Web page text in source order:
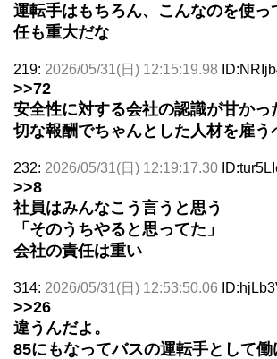
運転手はもちろん、こんなのを使っ
任も重大だな
219: 2026/05/31(日) 12:15:19.98
>>72
安全性に対する会社の認識が甘かっ
切な報酬でちゃんとした人材を雇う
232: 2026/05/31(日) 12:19:17.30
>>8
社員はみんなこう言うと思う
「そのうちやると思ってた」
会社の責任は重い
314: 2026/05/31(日) 12:53:50.06
>>26
違うんだよ。
85にもなってバスの運転手として